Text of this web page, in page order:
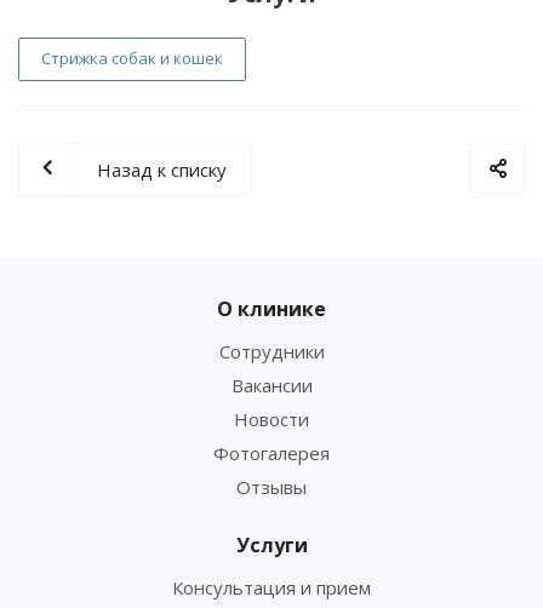
Стрижка собак и кошек
Назад к списку
О клинике
Сотрудники
Вакансии
Новости
Фотогалерея
Отзывы
Услуги
Консультация и прием